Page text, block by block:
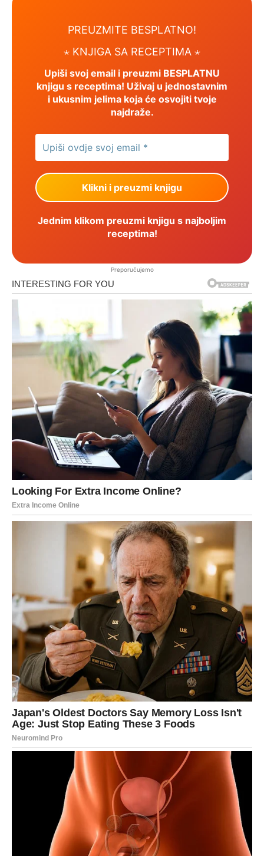
PREUZMITE BESPLATNO!
⋆ KNJIGA SA RECEPTIMA ⋆
Upiši svoj email i preuzmi BESPLATNU
knjigu s receptima! Uživaj u jednostavnim
i ukusnim jelima koja će osvojiti tvoje
najdraže.
Jednim klikom preuzmi knjigu s najboljim
receptima!
Preporučujemo